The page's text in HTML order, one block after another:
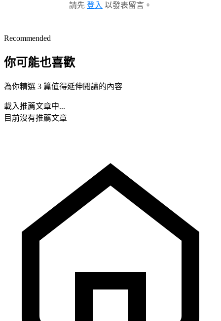
請先 登入 以發表留言。
Recommended
你可能也喜歡
為你精選 3 篇值得延伸閱讀的內容
載入推薦文章中...
目前沒有推薦文章